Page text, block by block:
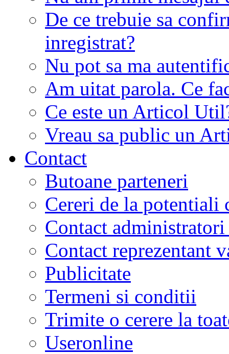
De ce trebuie sa
inregistrat?
Nu pot sa ma
Am uitat parola. Ce
Ce este un Articol
Vreau sa public un
Contact
Butoane parteneri
Cereri de la potentiali
Contact
Contact reprezentant
Publicitate
Termeni si conditii
Trimite o cerere la
Useronline